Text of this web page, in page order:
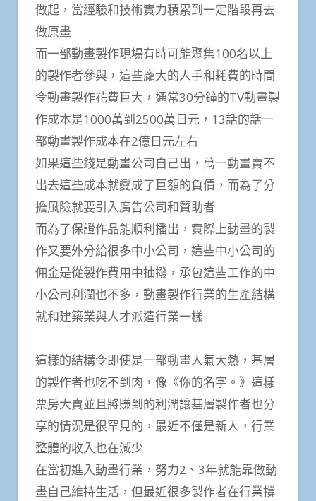
做起，當經驗和技術實力積累到一定階段再去
做原畫
而一部動畫製作現場有時可能聚集100名以上
的製作者參與，這些龐大的人手和耗費的時間
令動畫製作花費巨大，通常30分鐘的TV動畫製
作成本是1000萬到2500萬日元，13話的話一
部動畫製作成本在2億日元左右
如果這些錢是動畫公司自己出，萬一動畫賣不
出去這些成本就變成了巨額的負債，而為了分
擔風險就要引入廣告公司和贊助者
而為了保證作品能順利播出，實際上動畫的製
作又要外分給很多中小公司，這些中小公司的
佣金是從製作費用中抽撥，承包這些工作的中
小公司利潤也不多，動畫製作行業的生產結構
就和建築業與人才派遣行業一樣
這樣的結構令即使是一部動畫人氣大熱，基層
的製作者也吃不到肉，像《你的名字。》這樣
票房大賣並且將賺到的利潤讓基層製作者也分
享的情況是很罕見的，最近不僅是新人，行業
整體的收入也在減少
在當初進入動畫行業，努力2、3年就能靠做動
畫自己維持生活，但最近很多製作者在行業撐